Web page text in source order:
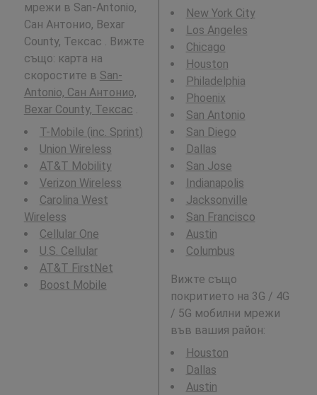
мрежи в San-Antonio,
Сан Антонио, Bexar
County, Тексас . Вижте
също: карта на
скоростите в San-
Antonio, Сан Антонио,
Bexar County, Тексас .
T-Mobile (inc. Sprint)
Union Wireless
AT&T Mobility
Verizon Wireless
Carolina West
Wireless
Cellular One
U.S. Cellular
AT&T FirstNet
Boost Mobile
New York City
Los Angeles
Chicago
Houston
Philadelphia
Phoenix
San Antonio
San Diego
Dallas
San Jose
Indianapolis
Jacksonville
San Francisco
Austin
Columbus
Вижте също
покритието на 3G / 4G
/ 5G мобилни мрежи
във вашия район:
Houston
Dallas
Austin